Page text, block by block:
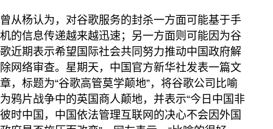
曾从杨认为，对谷歌服务的封杀一方面可能基于手
机的信息传递越来越迅速；另一方面则可能因为谷
歌近期表示希望国际社会共同努力推动中国政府解
除网络审查。星期天，中国官方新华社发表一篇文
章，标题为“谷歌高管莫学颠地”，将谷歌公司比喻
为鸦片战争中的英国商人颠地，并表示“今日中国非
彼时中国，中国依法管理互联网的决心不会因外国